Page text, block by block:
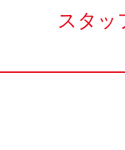
スタッ